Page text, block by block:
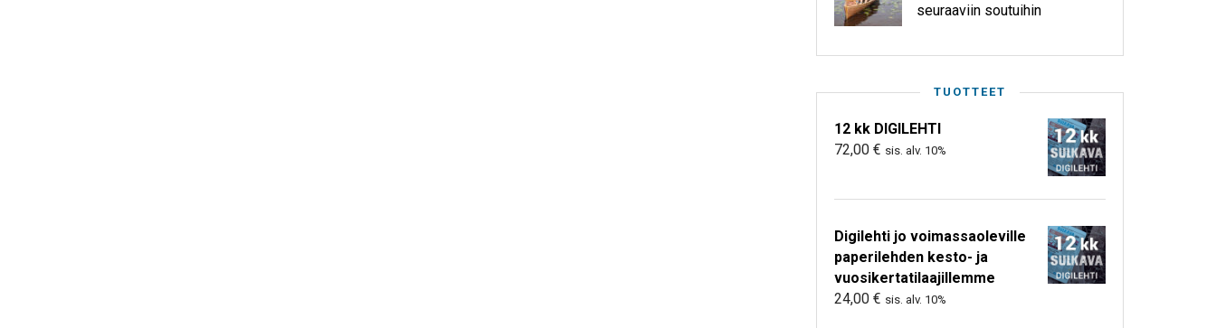
seuraaviin soutuihin
TUOTTEET
12 kk DIGILEHTI
72,00 € sis. alv. 10%
Digilehti jo voimassaoleville
paperilehden kesto- ja
vuosikertatilaajillemme
24,00 € sis. alv. 10%